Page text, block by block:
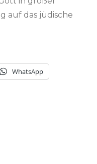
auf das jüdische
WhatsApp